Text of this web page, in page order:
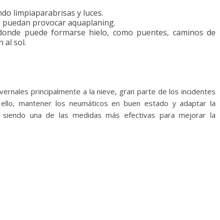
limpiaparabrisas y luces.
provocar aquaplaning.
puede formarse hielo, como puentes, caminos de
al sol.
principalmente a la nieve, gran parte de los incidentes
mantener los neumáticos en buen estado y adaptar la
siendo una de las medidas más efectivas para mejorar la